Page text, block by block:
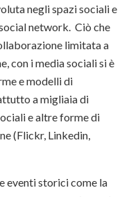
negli spazi sociali e
network. Ciò che
limitata a
con i media sociali si è
e modelli di
a migliaia di
e altre forme di
(Flickr, Linkedin,
eventi storici come la